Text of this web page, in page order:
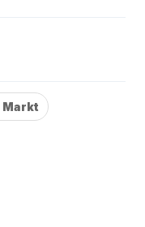
Markt